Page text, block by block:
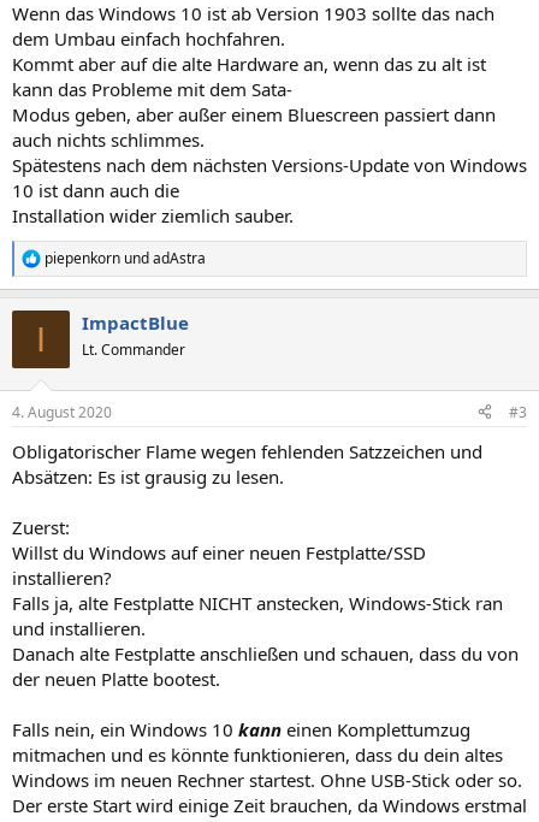
Wenn das Windows 10 ist ab Version 1903 sollte das nach
dem Umbau einfach hochfahren.
Kommt aber auf die alte Hardware an, wenn das zu alt ist
kann das Probleme mit dem Sata-
Modus geben, aber außer einem Bluescreen passiert dann
auch nichts schlimmes.
Spätestens nach dem nächsten Versions-Update von Windows
10 ist dann auch die
Installation wider ziemlich sauber.
R
e
e
:
piepenkorn undadAstra
I ImpactBlue
Lt. Commander
4. August 2020 #3
Obligatorischer Flame wegen fehlenden Satzzeichen und
Absätzen: Es ist grausig zu lesen.
Zuerst:
Willst du Windows auf einer neuen Festplatte/SSD
installieren?
Falls ja, alte Festplatte NICHT anstecken, Windows-Stick ran
und installieren.
Danach alte Festplatte anschließen und schauen, dass du von
der neuen Platte bootest.
Falls nein, ein Windows 10 kann einen Komplettumzug
mitmachen und es könnte funktionieren, dass du dein altes
Windows im neuen Rechner startest. Ohne USB-Stick oder so.
Der erste Start wird einige Zeit brauchen, da Windows erstmal